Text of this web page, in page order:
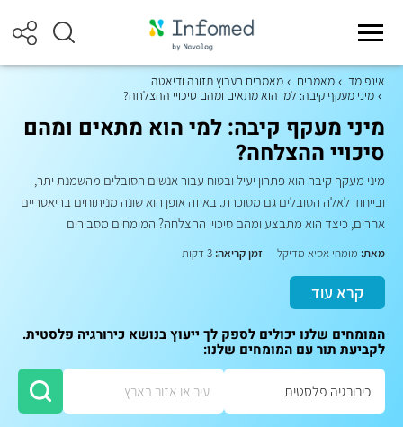
אינפומד מאמרים
מאמרים בערוץ תזונה ודיאטה
מיני מעקף קיבה: למי הוא מתאים ומהם סיכויי ההצלחה?
מיני מעקף קיבה: למי הוא מתאים ומהם
סיכויי ההצלחה?
מיני מעקף קיבה הוא פתרון יעיל ובטוח עבור אנשים הסובלים מהשמנת יתר,
ובייחוד לאלה הסובלים גם מסוכרת. באיזה אופן הוא שונה מניתוחים בריאטריים
אחרים, כיצד הוא מתבצע ומהם סיכויי ההצלחה? המומחים מסבירים
מאת: מומחי אסיא מדיקל זמן קריאה:
קרא עוד
המומחים שלנו יכולים לספק לך ייעוץ בנושא כירורגיה פלסטית.
לקביעת תור עם המומחים שלנו: